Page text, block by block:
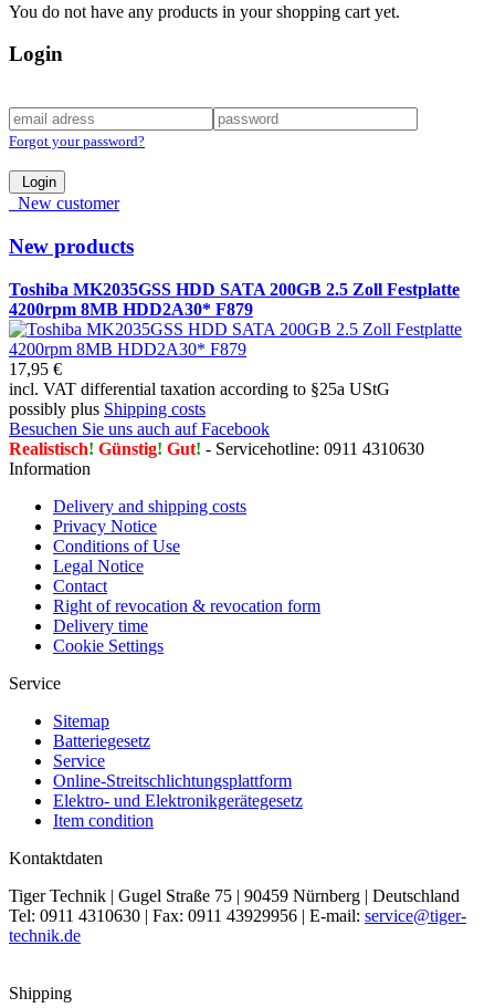
You do not have any products in your shopping cart yet.
Login
Forgot your password?
Login
New customer
New products
Toshiba MK2035GSS HDD SATA 200GB 2.5 Zoll Festplatte
4200rpm 8MB HDD2A30* F879
17,95 €
incl. VAT differential taxation according to §25a UStG
possibly plus Shipping costs
Besuchen Sie uns auch auf Facebook
Realistisch! Günstig! Gut! - Servicehotline: 0911 4310630
Information
Delivery and shipping costs
Privacy Notice
Conditions of Use
Legal Notice
Contact
Right of revocation & revocation form
Delivery time
Cookie Settings
Service
Sitemap
Batteriegesetz
Service
Online-Streitschlichtungsplattform
Elektro- und Elektronikgerätegesetz
Item condition
Kontaktdaten
Tiger Technik | Gugel Straße 75 | 90459 Nürnberg | Deutschland
Tel: 0911 4310630 | Fax: 0911 43929956 | E-mail: service@tiger-
technik.de
Shipping